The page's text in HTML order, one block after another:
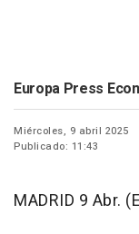
Europa Press
Miércoles, 9 abril 2025
Publicado: 11:43
MADRID 9 Abr.